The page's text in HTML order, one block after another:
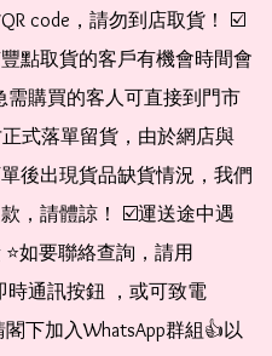
code，請勿到店取貨！ ☑️
點取貨的客戶有機會時間會
購買的客人可直接到門市
式落單留貨，由於網店與
後出現貨品缺貨情況，我們
，請體諒！ ☑️運送途中遇
如要聯絡查詢，請用
時通訊按鈕 ，或可致電
下加入WhatsApp群組👍以